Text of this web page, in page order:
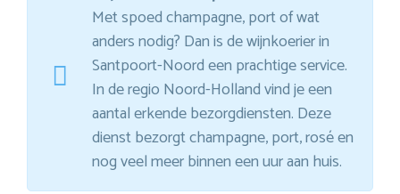
Met spoed champagne, port of wat
anders nodig? Dan is de wijnkoerier in
Santpoort-Noord een prachtige service.
In de regio Noord-Holland vind je een
aantal erkende bezorgdiensten. Deze
dienst bezorgt champagne, port, rosé en
nog veel meer binnen een uur aan huis.